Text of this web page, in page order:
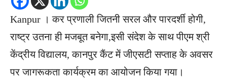
Kanpur । कर प्रणाली जितनी सरल और पारदर्शी होगी,
राष्ट्र उतना ही मजबूत बनेगा,इसी संदेश के साथ पीएम श्री
केंद्रीय विद्यालय, कानपुर कैंट में जीएसटी सप्ताह के अवसर
पर जागरूकता कार्यक्रम का आयोजन किया गया।